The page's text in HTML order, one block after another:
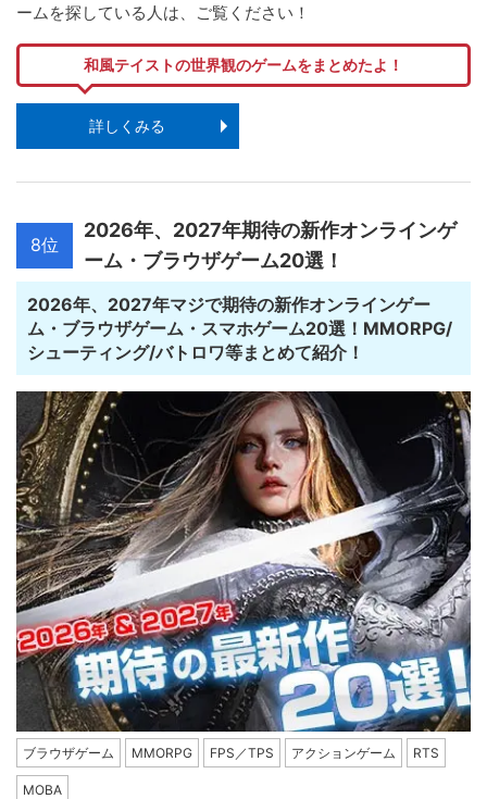
ームを探している人は、ご覧ください！
和風テイストの世界観のゲームをまとめたよ！
詳しくみる
8位
2026年、2027年期待の新作オンラインゲ
ーム・ブラウザゲーム20選！
2026年、2027年マジで期待の新作オンラインゲー
ム・ブラウザゲーム・スマホゲーム20選！MMORPG/
シューティング/バトロワ等まとめて紹介！
ブラウザゲーム MMORPG FPS／TPS アクションゲーム RTS
MOBA